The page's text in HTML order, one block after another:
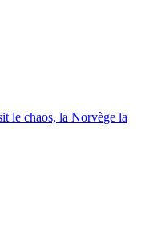
le chaos, la Norvège la